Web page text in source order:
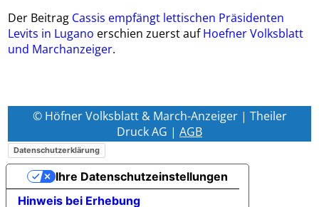
Der Beitrag Cassis empfängt lettischen Präsidenten
Levits in Lugano erschien zuerst aufHoefner Volksblatt
und Marchanzeiger.
© Höfner Volksblatt & March-Anzeiger | Theiler
Druck AG | AGB
Datenschutzerklärung
Hinweis bei Erhebung
Ihre Datenschutzeinstellungen